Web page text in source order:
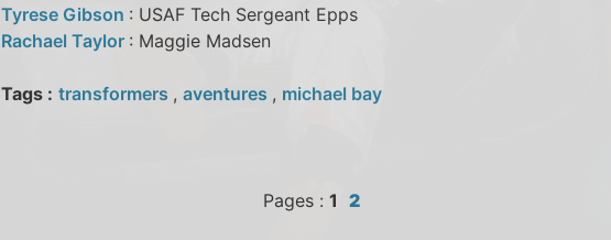
Tyrese Gibson : USAF Tech Sergeant Epps
Rachael Taylor : Maggie Madsen
Tags : transformers , aventures , michael bay
Pages : 1 2